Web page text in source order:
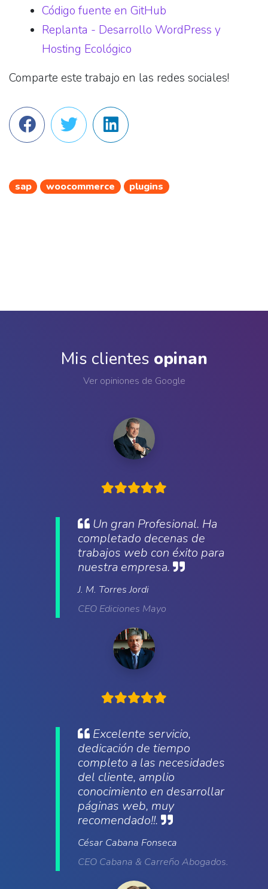
Código fuente en GitHub
Replanta - Desarrollo WordPress y
Hosting Ecológico
Comparte este trabajo en las redes sociales!
sap woocommerce plugins
Mis clientes opinan
Ver opiniones de Google
Un gran Profesional. Ha
completado decenas de
trabajos web con éxito para
nuestra empresa.
J. M. Torres Jordi
CEO Ediciones Mayo
Excelente servicio,
dedicación de tiempo
completo a las necesidades
del cliente, amplio
conocimiento en desarrollar
páginas web, muy
recomendado!!.
César Cabana Fonseca
CEO Cabana & Carreño Abogados.